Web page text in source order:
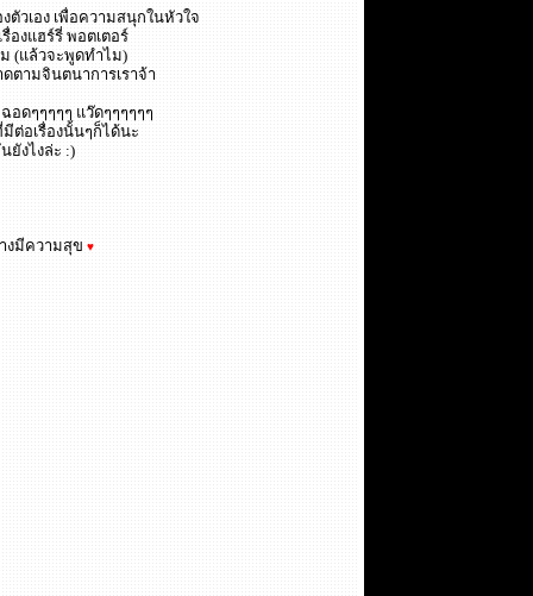
วเอง เพื่อความสนุกในหัวใจ
องแฮร์รี่ พอตเตอร์
ม (แล้วจะพูดทำไม)
ตามจินตนาการเราจ้า
ดๆๆๆๆๆ แว๊ดๆๆๆๆๆๆ
ต่อเรื่องนั้นๆก็ได้นะ
ยังไงล่ะ :)
งมีความสุข ♥